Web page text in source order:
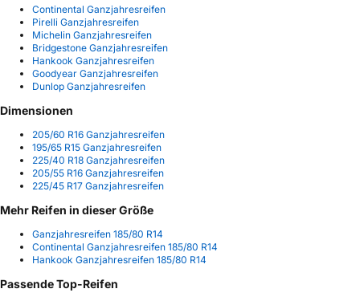
Continental Ganzjahresreifen
Pirelli Ganzjahresreifen
Michelin Ganzjahresreifen
Bridgestone Ganzjahresreifen
Hankook Ganzjahresreifen
Goodyear Ganzjahresreifen
Dunlop Ganzjahresreifen
Dimensionen
205/60 R16 Ganzjahresreifen
195/65 R15 Ganzjahresreifen
225/40 R18 Ganzjahresreifen
205/55 R16 Ganzjahresreifen
225/45 R17 Ganzjahresreifen
Mehr Reifen in dieser Größe
Ganzjahresreifen 185/80 R14
Continental Ganzjahresreifen 185/80 R14
Hankook Ganzjahresreifen 185/80 R14
Passende Top-Reifen